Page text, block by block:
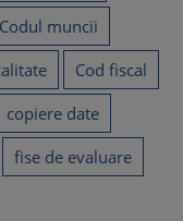
Codul muncii
Cod fiscal
copiere date
fise de evaluare